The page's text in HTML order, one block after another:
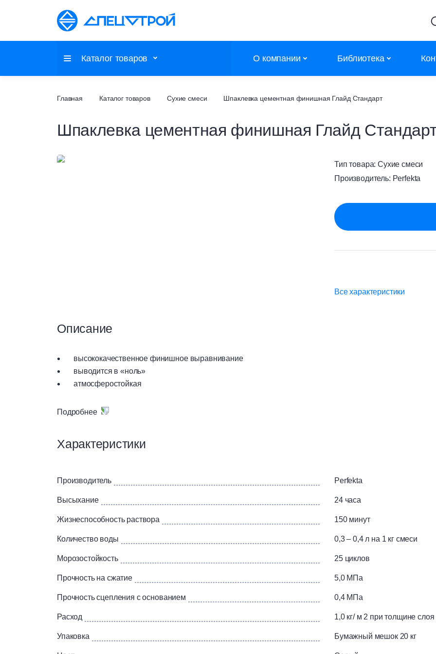
Каталог товаров
Настенные покрытия
Материалы для сухого
строительства
О компании
Объекты
Новости
Библиотека
Сертификаты
Сертификаты дилеров
Каталоги
Главная Каталог товаров Сухие смеси Шпаклевка цементная финишная Глайд Стандарт
Шпаклевка цементная финишная Глайд
Тип товара: Сухие смеси
Производитель: Perfekta
Все характеристики
Описание
высококачественное финишное выравнивание
выводится в «ноль»
атмосферостойкая
Предназначена для высококачественного финишного выравнивания фасадов зданий (выше цокольной
Используется для заделки трещин, выбоин, углублений и рекомендуется под последующее нанесение
кирпич керамический; кирпич керамический крупноформатный; кирпич клинкерный; кирпич
Подробнее
Характеристики
Производитель Perfekta
Высыхание 24 часа
Жизнеспособность раствора 150 минут
Количество воды 0,3 – 0,4 л на 1 кг смеси
Морозостойкость 25 циклов
Прочность на сжатие 5,0 МПа
Прочность сцепления с основанием 0,4 МПа
Расход 1,0 кг/ м 2 при толщине
Упаковка Бумажный мешок 20 кг